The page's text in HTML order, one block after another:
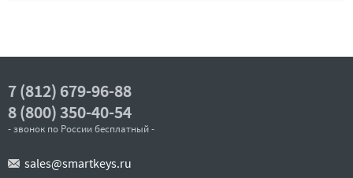
7 (812) 679-96-88
8 (800) 350-40-54
- звонок по России бесплатный -
sales@smartkeys.ru